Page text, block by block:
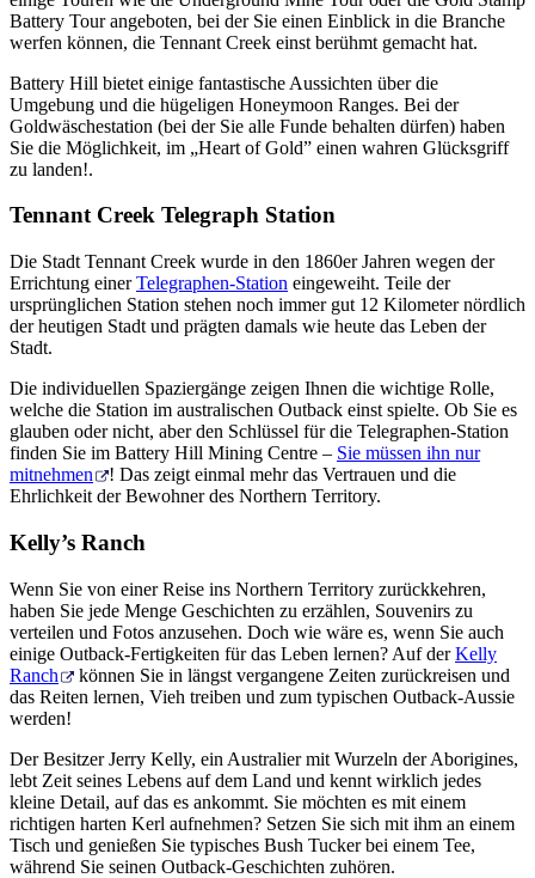
Battery Tour angeboten, bei der Sie einen Einblick in die Branche
werfen können, die Tennant Creek einst berühmt gemacht hat.
Battery Hill bietet einige fantastische Aussichten über die
Umgebung und die hügeligen Honeymoon Ranges. Bei der
Goldwäschestation (bei der Sie alle Funde behalten dürfen) haben
Sie die Möglichkeit, im „Heart of Gold” einen wahren Glücksgriff
zu landen!.
Tennant Creek Telegraph Station
Die Stadt Tennant Creek wurde in den 1860er Jahren wegen der
Errichtung einerTelegraphen-Station eingeweiht. Teile der
ursprünglichen Station stehen noch immer gut 12 Kilometer nördlich
der heutigen Stadt und prägten damals wie heute das Leben der
Stadt.
Die individuellen Spaziergänge zeigen Ihnen die wichtige Rolle,
welche die Station im australischen Outback einst spielte. Ob Sie es
glauben oder nicht, aber den Schlüssel für die Telegraphen-Station
finden Sie im Battery Hill Mining Centre – Sie müssen ihn nur
mitnehmen
! Das zeigt einmal mehr das Vertrauen und die
Ehrlichkeit der Bewohner des Northern Territory.
Kelly’s Ranch
Wenn Sie von einer Reise ins Northern Territory zurückkehren,
haben Sie jede Menge Geschichten zu erzählen, Souvenirs zu
verteilen und Fotos anzusehen. Doch wie wäre es, wenn Sie auch
einige Outback-Fertigkeiten für das Leben lernen? Auf derKelly
Ranch
können Sie in längst vergangene Zeiten zurückreisen und
das Reiten lernen, Vieh treiben und zum typischen Outback-Aussie
werden!
Der Besitzer Jerry Kelly, ein Australier mit Wurzeln der Aborigines,
lebt Zeit seines Lebens auf dem Land und kennt wirklich jedes
kleine Detail, auf das es ankommt. Sie möchten es mit einem
richtigen harten Kerl aufnehmen? Setzen Sie sich mit ihm an einem
Tisch und genießen Sie typisches Bush Tucker bei einem Tee,
während Sie seinen Outback-Geschichten zuhören.